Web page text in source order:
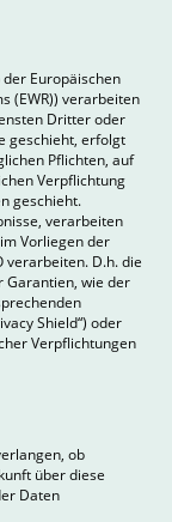
Europäischen
(EWR)) verarbeiten
Dritter oder
geschieht, erfolgt
Pflichten, auf
Verpflichtung
geschieht.
verarbeiten
Vorliegen der
verarbeiten. D.h. die
Garantien, wie der
Shield“) oder
Verpflichtungen
ob
über diese
Daten